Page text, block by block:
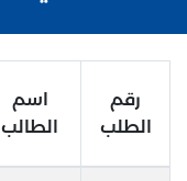
رقم
الطلب
اسم
الطالب